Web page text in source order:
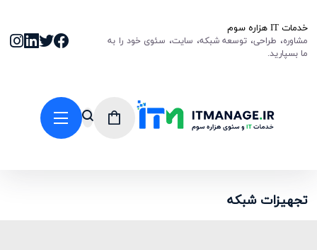
خدمات IT هزاره سوم
مشاوره، طراحی، توسعه شبکه، سایت، سئوی خود را به
ما بسپارید.
تجهیزات شبکه